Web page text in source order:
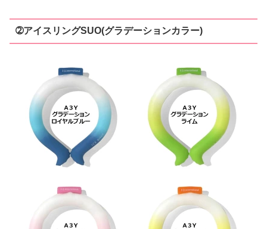
➁アイスリングSUO(グラデーションカラー)